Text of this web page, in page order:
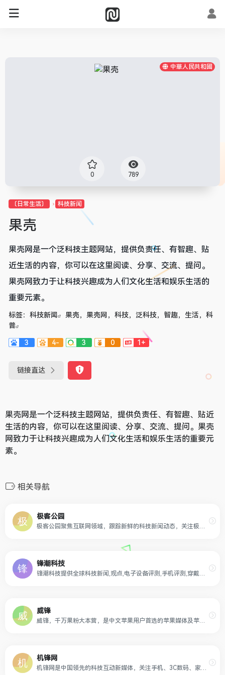
中華人民共和國
0 789
〔日常生活〕 科技新闻
果壳
果壳网是一个泛科技主题网站，提供负责任、有智趣、贴
近生活的内容，你可以在这里阅读、分享、交流、提问。
果壳网致力于让科技兴趣成为人们文化生活和娱乐生活的
重要元素。
标签： 科技新闻
果壳，果壳网，科技，泛科技，智趣，生活，科
普
3 4- 3 0 1+
链接直达
果壳网是一个泛科技主题网站，提供负责任、有智趣、贴近
生活的内容，你可以在这里阅读、分享、交流、提问。果壳
网致力于让科技兴趣成为人们文化生活和娱乐生活的重要元
素。
相关导航
极客公园
极客公园聚焦互联网领域，跟踪新鲜的科技新闻动态，关注极具创新精神的科技产品。
锋潮科技
锋潮科技提供全球科技新闻,观点,电子设备评测,手机评测,穿戴设备评测,视频评测.
威锋
威锋，千万果粉大本营，是中文苹果用户首选的苹果媒体及苹果社区。来威锋，看苹果资讯、讨论当下科技热点、分享玩机心得、优惠购买苹果产品、参与科技酷品试玩活动，获得更多苹果服务。威锋提供7*24小时的苹果资讯，科技原创观点、Apple软硬件、智能硬件评测等，涵盖Apple的iPhone、Mac、iPad、Apple Watch等全系列产品及周边。威锋社区犹如宝藏，沉淀了几亿个关于苹果系统（macOS、iOS）、插件软件壁纸游戏资源、玩机技巧、开箱晒货、摄影、配件硬件等与苹果科技相关的分享讨论。
机锋网
机锋网是中国领先的科技互动新媒体，关注手机、3C数码、家电等科技产品、生活方式和消费升级，提供优质、专业、有趣的新闻资讯、产品体验、攻略玩法、购买建议及视频评测等内容服务。